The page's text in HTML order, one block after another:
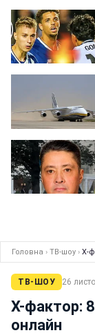
Головна › ТВ-шоу › Х-
ТВ-ШОУ 26
Х-фактор:
онлайн